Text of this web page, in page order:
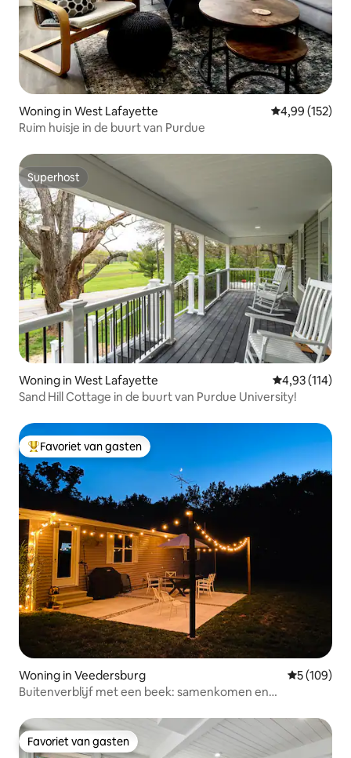
Woning in West Lafayette Gemiddelde
4,99 (152)
Ruim huisje in de buurt van Purdue
Superhost
Superhost
Woning in West Lafayette Gemiddelde
4,93 (114)
Sand Hill Cottage in de buurt van Purdue University!
Topfavoriet van gasten
Favoriet van gasten
Woning in Veedersburg
5 (109)
Buitenverblijf met een beek: samenkomen en
Favoriet van gasten
Favoriet van gasten